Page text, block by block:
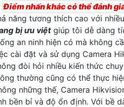
Điểm nhấn khác có thể đánh
năng tương thích cao với
bị ưu việtgiúp tôi dễ dàng
an ninh hiện có mà không
cài đặt và sử dụng Camera
đòi hỏi nhiều kiến thức
thường cũng có thể thực
những thế, Camera
bền bỉ và độ ổn định. Với bề